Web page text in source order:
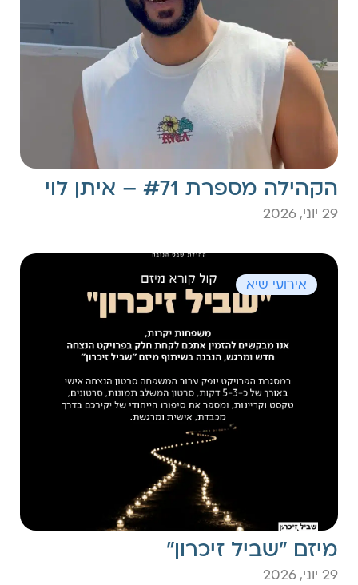
הקהילה מספרת #71 – איתן לוי
29 יוני, 2026
אירועי שיא
מיזם ״שביל זיכרון״
29 יוני, 2026